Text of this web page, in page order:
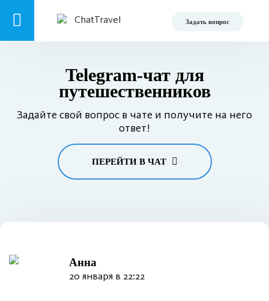
Задать вопрос
Telegram-чат для
путешественников
Задайте свой вопрос в чате и получите на него
ответ!
ПЕРЕЙТИ В ЧАТ
Анна
20 января в 22:22